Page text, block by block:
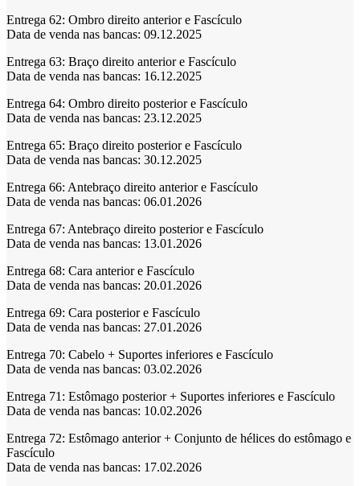
Entrega 62: Ombro direito anterior e Fascículo
Data de venda nas bancas: 09.12.2025
Entrega 63: Braço direito anterior e Fascículo
Data de venda nas bancas: 16.12.2025
Entrega 64: Ombro direito posterior e Fascículo
Data de venda nas bancas: 23.12.2025
Entrega 65: Braço direito posterior e Fascículo
Data de venda nas bancas: 30.12.2025
Entrega 66: Antebraço direito anterior e Fascículo
Data de venda nas bancas: 06.01.2026
Entrega 67: Antebraço direito posterior e Fascículo
Data de venda nas bancas: 13.01.2026
Entrega 68: Cara anterior e Fascículo
Data de venda nas bancas: 20.01.2026
Entrega 69: Cara posterior e Fascículo
Data de venda nas bancas: 27.01.2026
Entrega 70: Cabelo + Suportes inferiores e Fascículo
Data de venda nas bancas: 03.02.2026
Entrega 71: Estômago posterior + Suportes inferiores e Fascículo
Data de venda nas bancas: 10.02.2026
Entrega 72: Estômago anterior + Conjunto de hélices do estômago e
Fascículo
Data de venda nas bancas: 17.02.2026